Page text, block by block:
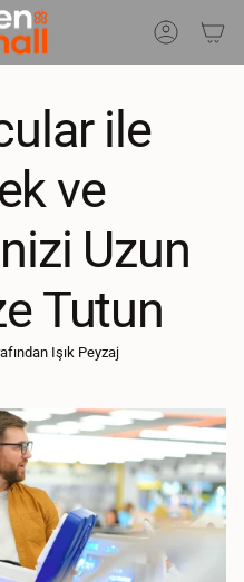
Hesap
ile
ve
Uzun
Tutun
Işık Peyzaj